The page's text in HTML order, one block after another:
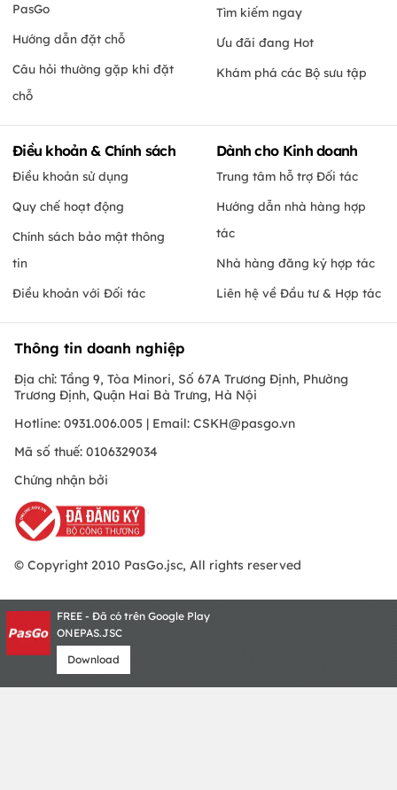
PasGo
Hướng dẫn đặt chỗ
Câu hỏi thường gặp khi đặt
chỗ
Tìm kiếm ngay
Ưu đãi đang Hot
Khám phá các Bộ sưu tập
Điều khoản & Chính sách
Điều khoản sử dụng
Quy chế hoạt động
Chính sách bảo mật thông
tin
Điều khoản với Đối tác
Dành cho Kinh doanh
Trung tâm hỗ trợ Đối tác
Hướng dẫn nhà hàng hợp
tác
Nhà hàng đăng ký hợp tác
Liên hệ về Đầu tư & Hợp tác
Thông tin doanh nghiệp
Địa chỉ: Tầng 9, Tòa Minori, Số 67A Trương Định, Phường
Trương Định, Quận Hai Bà Trưng, Hà Nội
Hotline: 0931.006.005 | Email: CSKH@pasgo.vn
Mã số thuế: 0106329034
Chứng nhận bởi
© Copyright 2010 PasGo.jsc, All rights reserved
FREE - Đã có trên Google Play
ONEPAS.JSC
Download